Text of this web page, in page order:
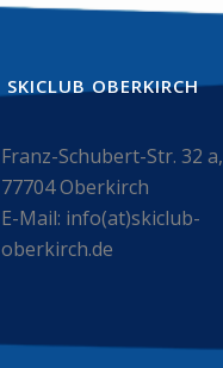
SKICLUB OBERKIRCH
Franz-Schubert-Str. 32 a,
77704 Oberkirch
E-Mail: info(at)skiclub-
oberkirch.de